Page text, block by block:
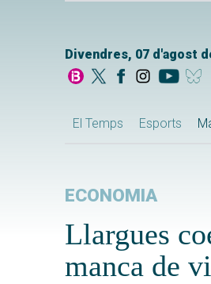
Divendres, 07 d'agost
El Temps Esports
ECONOMIA
Llargues
manca de